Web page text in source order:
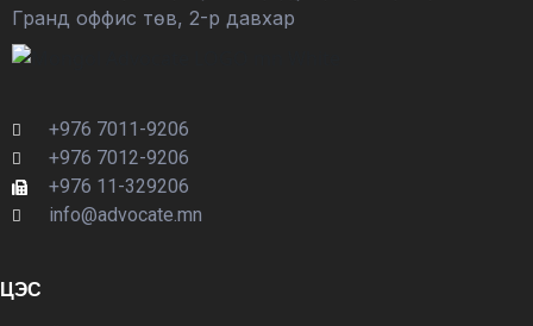
Гранд оффис төв, 2-р давхар
+976 7011-9206
+976 7012-9206
+976 11-329206
info@advocate.mn
ЦЭС